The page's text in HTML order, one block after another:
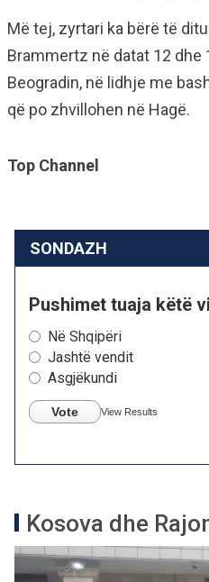
Më tej, zyrtari ka bërë të
Brammertz në datat 12
Beogradin, në lidhje me
që po zhvillohen në Hagë.
Top Channel
SONDAZH
Pushimet tuaja këtë
Në Shqipëri
Jashtë vendit
Asgjëkundi
Vote View Results
Kosova dhe